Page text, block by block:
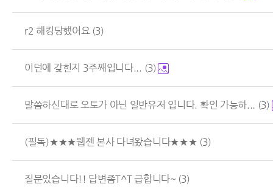
r2 해킹당했어요 (3)
이던에 갖힌지 3주째입니다... (3)
말씀하신대로 오토가 아닌 일반유저 입니다. 확인 가능하... (3)
(필독)★★★웹젠 본사 다녀왔습니다★★★ (3)
질문있습니다!! 답변좀T^T 급합니다~ (3)